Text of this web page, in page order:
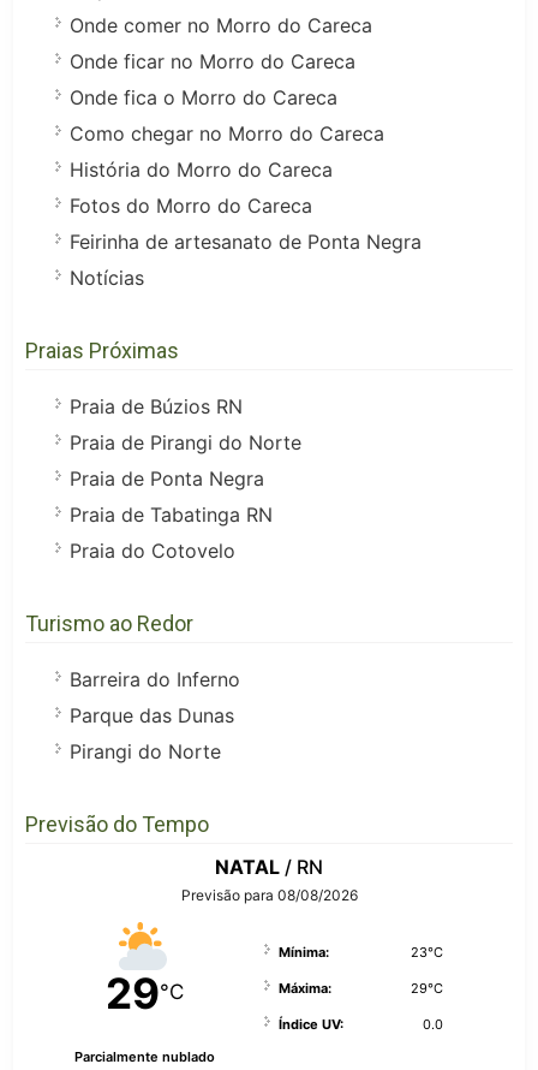
Onde comer no Morro do Careca
Onde ficar no Morro do Careca
Onde fica o Morro do Careca
Como chegar no Morro do Careca
História do Morro do Careca
Fotos do Morro do Careca
Feirinha de artesanato de Ponta Negra
Notícias
Praias Próximas
Praia de Búzios RN
Praia de Pirangi do Norte
Praia de Ponta Negra
Praia de Tabatinga RN
Praia do Cotovelo
Turismo ao Redor
Barreira do Inferno
Parque das Dunas
Pirangi do Norte
Previsão do Tempo
NATAL / RN
Previsão para 08/08/2026
29°C
Parcialmente nublado
Mínima: 23°C
Máxima: 29°C
Índice UV: 0.0